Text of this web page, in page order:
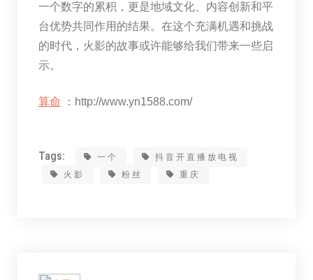
一个数字的累积，更是地域文化、内容创新和平
台优势共同作用的结果。在这个充满机遇和挑战
的时代，火影的故事或许能够给我们带来一些启
示。
算命 ：http://www.yn1588.com/
Tags: 一个
抖音开直播放电视
火影
粉丝 重庆